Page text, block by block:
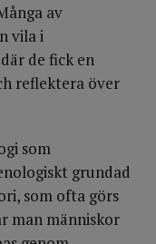
av
vila i
de fick en
reflektera över
som
grundad
som ofta görs
man människor